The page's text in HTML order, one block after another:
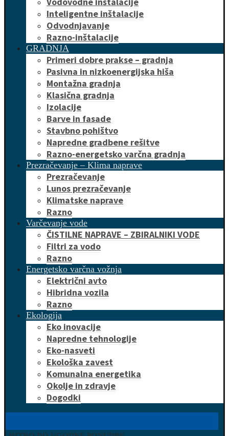
Inteligentne inštalacije
Odvodnjavanje
Razno-inštalacije
GRADNJA
Primeri dobre prakse – gradnja
Pasivna in nizkoenergijska hiša
Montažna gradnja
Klasična gradnja
Izolacije
Barve in fasade
Stavbno pohištvo
Napredne gradbene rešitve
Razno-energetsko varčna gradnja
Prezračevanje – Klima naprave
Prezračevanje
Lunos prezračevanje
Klimatske naprave
Razno
Varčevanje vode
ČISTILNE NAPRAVE – ZBIRALNIKI VODE
Filtri za vodo
Razno
Energetsko varčna vožnja
Električni avto
Hibridna vozila
Razno
Ekologija
Eko inovacije
Napredne tehnologije
Eko-nasveti
Ekološka zavest
Komunalna energetika
Okolje in zdravje
Dogodki